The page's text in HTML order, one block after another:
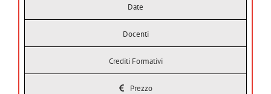
Date
Docenti
Crediti Formativi
Prezzo